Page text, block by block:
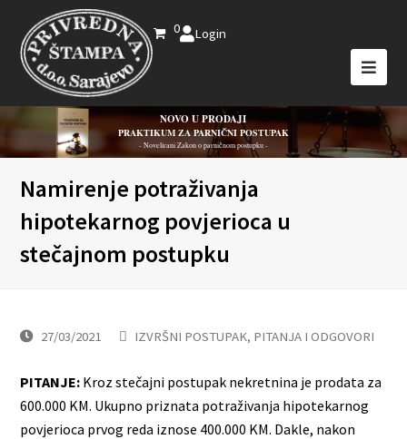
0 Login
NOVO U PRODAJI
PRAKTIKUM ZA PARNIČNI POSTUPAK
- Novelirani Zakon o parničnom postupku -
Namirenje potraživanja
hipotekarnog povjerioca u
stečajnom postupku
27/03/2021 IZVRŠNI POSTUPAK, PITANJA I ODGOVORI
PITANJE: Kroz stečajni postupak nekretnina je prodata za
600.000 KM. Ukupno priznata potraživanja hipotekarnog
povjerioca prvog reda iznose 400.000 KM. Dakle, nakon